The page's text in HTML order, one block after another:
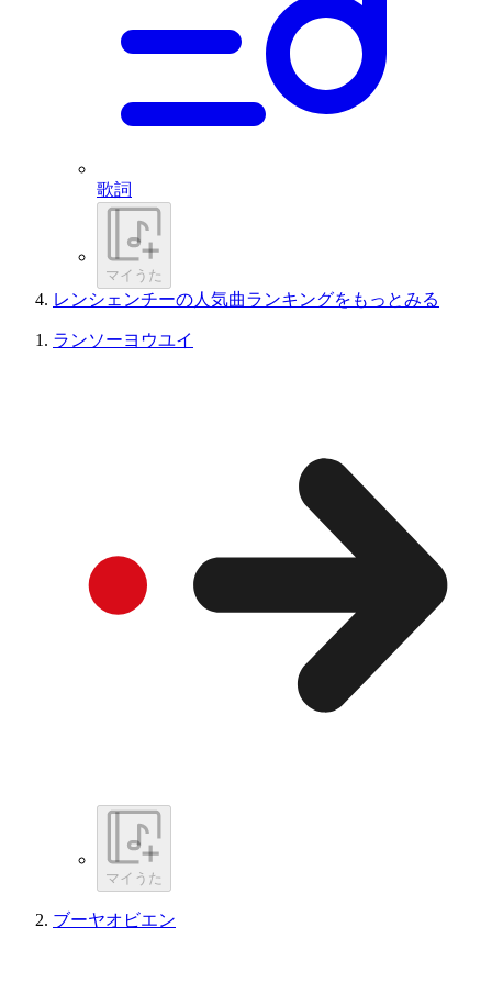
歌詞
マイうた
レンシェンチーの人気曲ランキングをもっとみる
ランソーヨウユイ
マイうた
ブーヤオビエン